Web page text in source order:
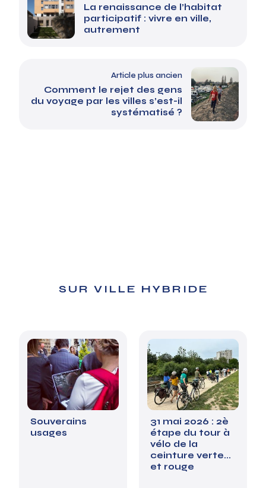
La renaissance de l’habitat
participatif : vivre en ville,
autrement
Article plus ancien
Comment le rejet des gens
du voyage par les villes s’est-il
systématisé ?
SUR VILLE HYBRIDE
Souverains
usages
31 mai 2026 : 2è
étape du tour à
vélo de la
ceinture verte...
et rouge